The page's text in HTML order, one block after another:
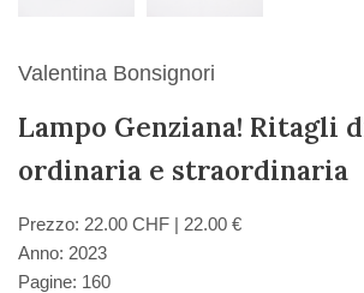
Valentina Bonsignori
Lampo Genziana! Ritagli
ordinaria e straordinaria
Prezzo: 22.00 CHF | 22.00 €
Anno: 2023
Pagine: 160